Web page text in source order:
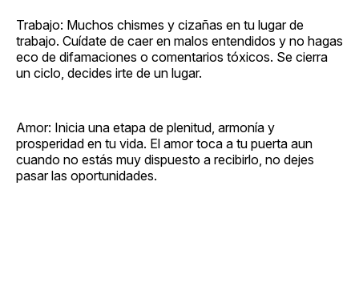
Trabajo: Muchos chismes y cizañas en tu lugar de
trabajo. Cuídate de caer en malos entendidos y no hagas
eco de difamaciones o comentarios tóxicos. Se cierra
un ciclo, decides irte de un lugar.
Amor: Inicia una etapa de plenitud, armonía y
prosperidad en tu vida. El amor toca a tu puerta aun
cuando no estás muy dispuesto a recibirlo, no dejes
pasar las oportunidades.